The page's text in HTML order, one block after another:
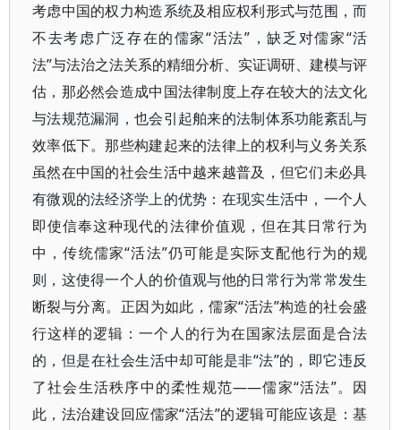
考虑中国的权力构造系统及相应权利形式与范围，而
不去考虑广泛存在的儒家“活法”，缺乏对儒家“活
法”与法治之法关系的精细分析、实证调研、建模与评
估，那必然会造成中国法律制度上存在较大的法文化
与法规范漏洞，也会引起舶来的法制体系功能紊乱与
效率低下。那些构建起来的法律上的权利与义务关系
虽然在中国的社会生活中越来越普及，但它们未必具
有微观的法经济学上的优势：在现实生活中，一个人
即使信奉这种现代的法律价值观，但在其日常行为
中，传统儒家“活法”仍可能是实际支配他行为的规
则，这使得一个人的价值观与他的日常行为常常发生
断裂与分离。正因为如此，儒家“活法”构造的社会盛
行这样的逻辑：一个人的行为在国家法层面是合法
的，但是在社会生活中却可能是非“法”的，即它违反
了社会生活秩序中的柔性规范——儒家“活法”。因
此，法治建设回应儒家“活法”的逻辑可能应该是：基